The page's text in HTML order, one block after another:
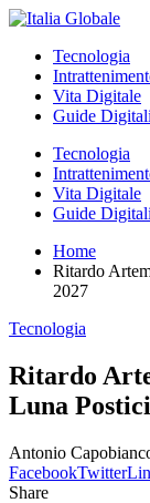
Tecnologia
Vita Digitale
Guide Digitali
Tecnologia
Vita Digitale
Guide Digitali
Home
Ritardo
2027
Tecnologia
Ritardo
Luna
Antonio
FacebookTwitter
Share